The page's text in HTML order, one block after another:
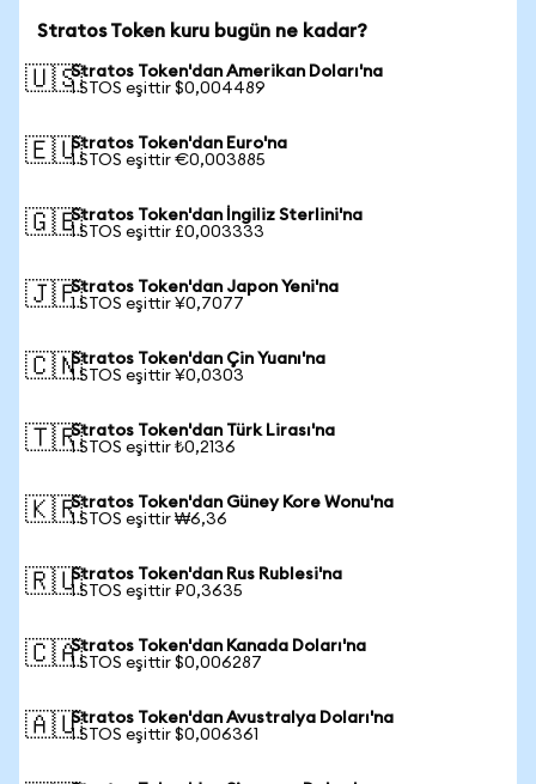
Stratos Token kuru bugün ne kadar?
🇺🇸Stratos Token'dan Amerikan Doları'na
1 STOS eşittir $0,004489
🇪🇺Stratos Token'dan Euro'na
1 STOS eşittir €0,003885
🇬🇧Stratos Token'dan İngiliz Sterlini'na
1 STOS eşittir £0,003333
🇯🇵Stratos Token'dan Japon Yeni'na
1 STOS eşittir ¥0,7077
🇨🇳Stratos Token'dan Çin Yuanı'na
1 STOS eşittir ¥0,0303
🇹🇷Stratos Token'dan Türk Lirası'na
1 STOS eşittir ₺0,2136
🇰🇷Stratos Token'dan Güney Kore Wonu'na
1 STOS eşittir ₩6,36
🇷🇺Stratos Token'dan Rus Rublesi'na
1 STOS eşittir ₽0,3635
🇨🇦Stratos Token'dan Kanada Doları'na
1 STOS eşittir $0,006287
🇦🇺Stratos Token'dan Avustralya Doları'na
1 STOS eşittir $0,006361